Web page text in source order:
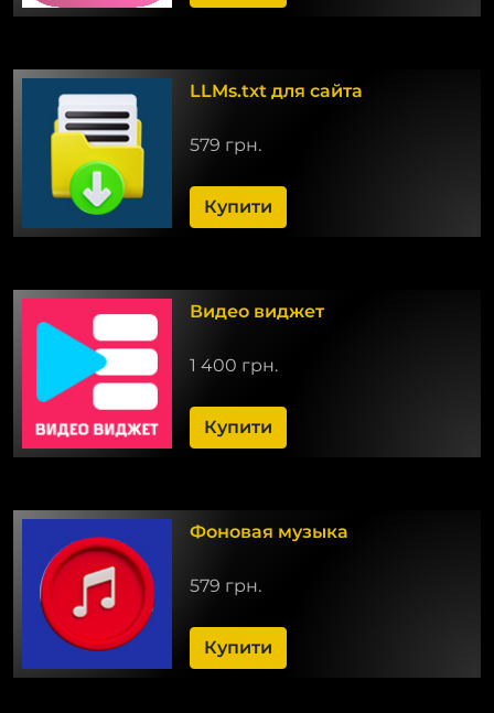
LLMs.txt для сайта
579 грн.
Купити
Видео виджет
1 400 грн.
Купити
Фоновая музыка
579 грн.
Купити